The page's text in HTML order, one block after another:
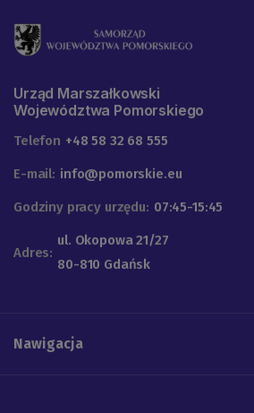
Urząd Marszałkowski
Województwa Pomorskiego
Telefon +48 58 32 68 555
E-mail: info@pomorskie.eu
Godziny pracy urzędu: 07:45-15:45
Adres:
ul. Okopowa 21/27
80-810 Gdańsk
Nawigacja